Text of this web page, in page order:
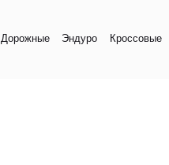
Эндуро Кроссовые Мопеды